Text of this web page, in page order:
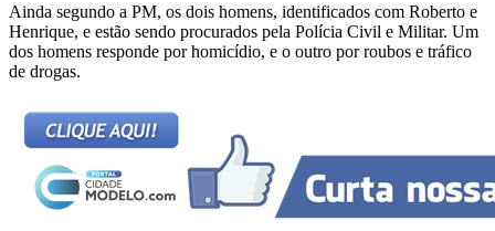
Ainda segundo a PM, os dois homens, identificados com Roberto e
Henrique, e estão sendo procurados pela Polícia Civil e Militar. Um
dos homens responde por homicídio, e o outro por roubos e tráfico
de drogas.